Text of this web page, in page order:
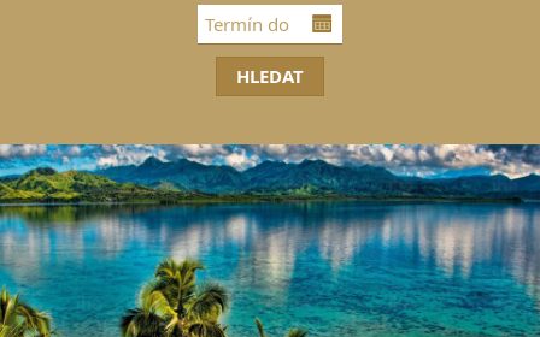
SKUPINOVÉ ZÁJEZDY
KONTAKT